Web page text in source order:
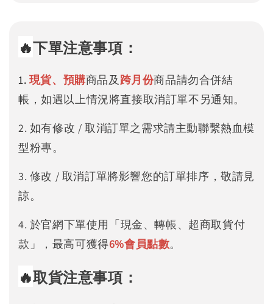
🔥下單注意事項：
1. 現貨、預購商品及 跨月份商品請勿合併結
帳，如遇以上情況將直接取消訂單不另通知。
2. 如有修改 / 取消訂單之需求請主動聯繫熱血模
型粉專。
3. 修改 / 取消訂單將影響您的訂單排序，敬請見
諒。
4. 於官網下單使用「現金、轉帳、超商取貨付
款」，最高可獲得6%會員點數。
🔥取貨注意事項：